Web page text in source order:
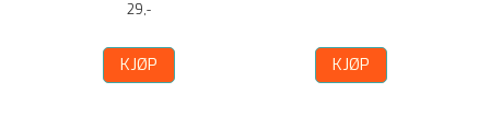
29,-
KJØP KJØP